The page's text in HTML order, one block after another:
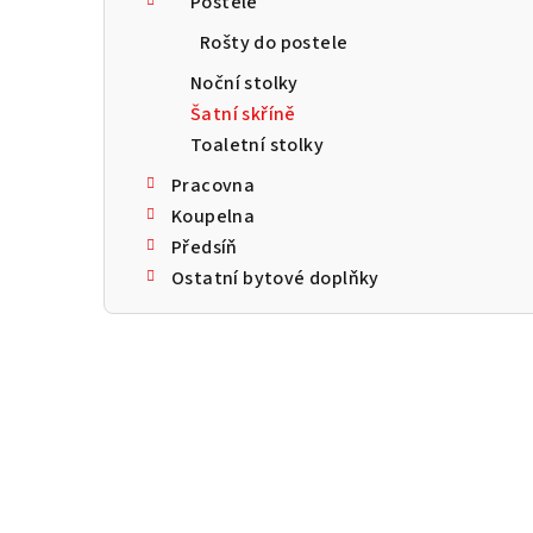
Rošty do postele
Noční stolky
Šatní skříně
Toaletní stolky
Pracovna
Koupelna
Předsíň
Ostatní bytové doplňky